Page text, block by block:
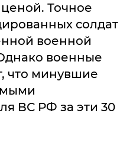
Точное
солдат
военной
военные
что минувшие
ВС РФ за эти 30